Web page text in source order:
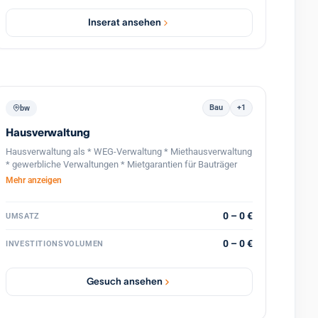
Liefer-/Serviceteams sowie digitaler Kundenzugang
(&amp;gt;20.000 Opt-in, &amp;gt;5.000 App).
Übergabe/beratende Begleitung 3–6 Monate möglich.
Inserat ansehen
bw Bau +1
Hausverwaltung
Hausverwaltung als * WEG-Verwaltung * Miethausverwaltung
* gewerbliche Verwaltungen * Mietgarantien für Bauträger
Mehr anzeigen
UMSATZ 0 – 0 €
INVESTITIONSVOLUMEN 0 – 0 €
Gesuch ansehen